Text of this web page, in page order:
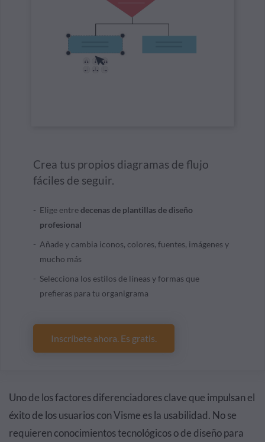
Crea tus propios diagramas de flujo
fáciles de seguir.
Elige entredecenas de plantillas de diseño
profesional
Añade y cambia iconos, colores, fuentes, imágenes y
mucho más
Selecciona los estilos de líneas y formas que
prefieras para tu organigrama
Inscríbete ahora. Es gratis.
Uno de los factores diferenciadores clave que impulsan el
éxito de los usuarios con Visme es la usabilidad. No se
requieren conocimientos tecnológicos o de diseño para